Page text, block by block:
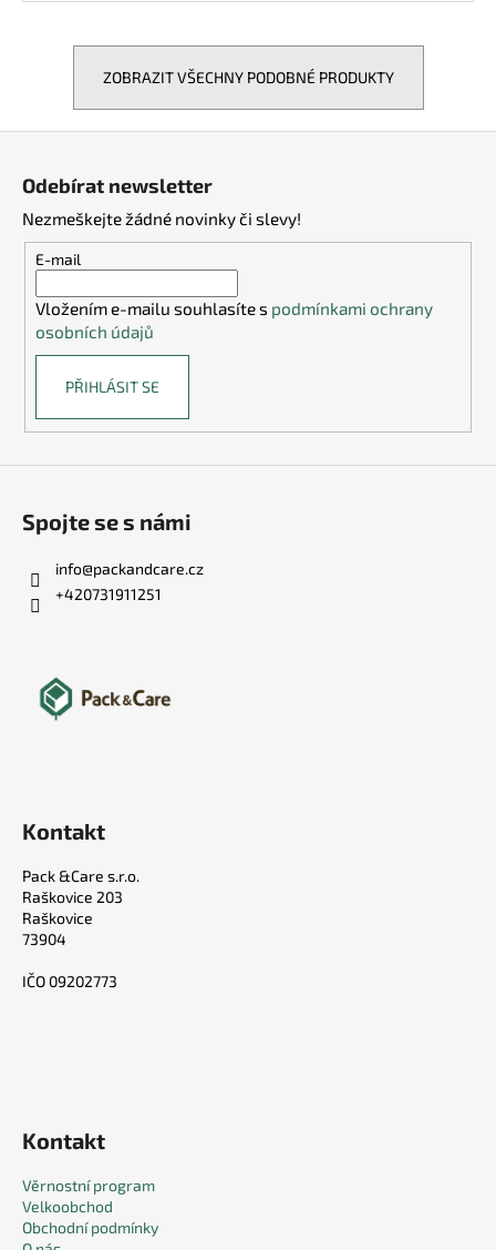
ZOBRAZIT VŠECHNY PODOBNÉ PRODUKTY
Odebírat newsletter
Nezmeškejte žádné novinky či slevy!
E-mail
Vložením e-mailu souhlasíte s podmínkami ochrany
osobních údajů
PŘIHLÁSIT SE
Spojte se s námi
info@packandcare.cz
+420731911251
Kontakt
Pack &Care s.r.o.
Raškovice 203
Raškovice
73904
IČO 09202773
Kontakt
Věrnostní program
Velkoobchod
Obchodní podmínky